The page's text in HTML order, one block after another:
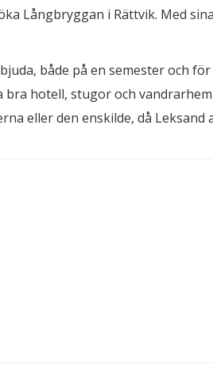
Långbryggan i Rättvik. Med
både på en semester och
bra hotell, stugor och
eller den enskilde, då Leksand